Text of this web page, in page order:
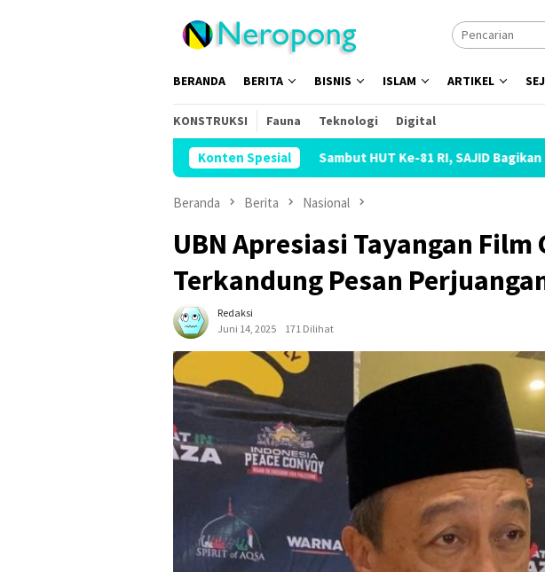
BERANDA BERITA BISNIS ISLAM ARTIKEL
KONSTRUKSI Fauna Teknologi Digital
Konten Spesial
Sambut HUT Ke-81 RI, SAJID Bagikan 81 Ribu Paket
Beranda Berita Nasional
UBN Apresiasi Tayangan Film
Terkandung Pesan
Redaksi
Juni 14, 2025
171 Dilihat